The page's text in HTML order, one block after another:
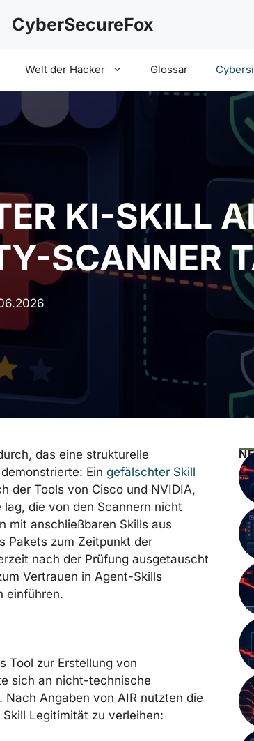
CyberSecureFox
Welt der Hacker Glossar
KI-SKILL
SCANNER
das eine strukturelle
Ein gefälschter Skill
der Tools von Cisco und NVIDIA,
die von den Scannern nicht
mit anschließbaren Skills aus
Pakets zum Zeitpunkt der
nach der Prüfung ausgetauscht
Vertrauen in Agent-Skills
einführen.
Tool zur Erstellung von
sich an nicht-technische
Angaben von AIR nutzten die
Legitimität zu verleihen: